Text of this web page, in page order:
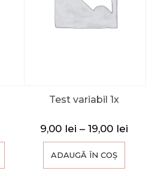
Test variabil 1x
9,00 lei – 19,00 lei
ADAUGĂ ÎN COȘ